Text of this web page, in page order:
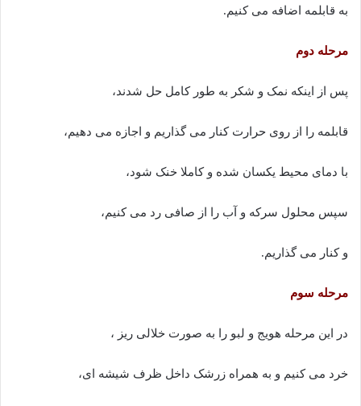
به قابلمه اضافه می کنیم.
مرحله دوم
پس از اینکه نمک و شکر به طور کامل حل شدند،
قابلمه را از روی حرارت کنار می گذاریم و اجازه می دهیم،
با دمای محیط یکسان شده و کاملا خنک شود،
سپس محلول سرکه و آب را از صافی رد می کنیم،
و کنار می گذاریم.
مرحله سوم
در این مرحله هویج و لبو را به صورت خلالی ریز ،
خرد می کنیم و به همراه زرشک داخل ظرف شیشه ای،